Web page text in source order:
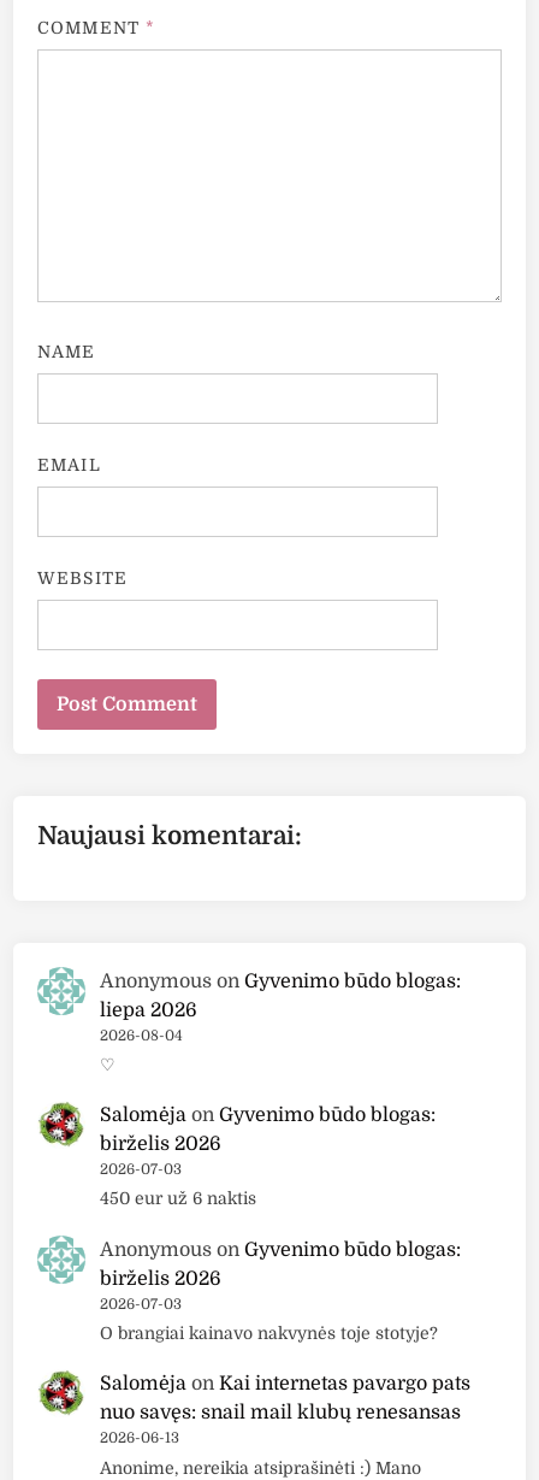
COMMENT *
NAME
EMAIL
WEBSITE
Naujausi komentarai:
Anonymous onGyvenimo būdo blogas:
liepa 2026
2026-08-04
♡
Salomėja onGyvenimo būdo blogas:
birželis 2026
2026-07-03
450 eur už 6 naktis
Anonymous onGyvenimo būdo blogas:
birželis 2026
2026-07-03
O brangiai kainavo nakvynės toje stotyje?
Salomėja onKai internetas pavargo pats
nuo savęs: snail mail klubų renesansas
2026-06-13
Anonime, nereikia atsiprašinėti :) Mano